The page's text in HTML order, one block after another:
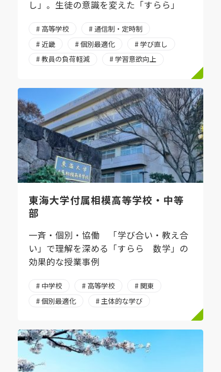
し」。生徒の意識を変えた「すらら」
# 高等学校
# 通信制・定時制
# 近畿
# 個別最適化
# 学び直し
# 教員の負荷軽減
# 学習意欲向上
東海大学付属相模高等学校・中等
部
一斉・個別・協働 「学び合い・教え合
い」で理解を深める「すらら 数学」の
効果的な授業事例
# 中学校 # 高等学校
# 関東
# 個別最適化
# 主体的な学び